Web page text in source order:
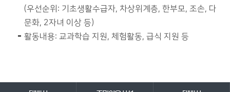
(우선순위: 기초생활수급자, 차상위계층, 한부모, 조손, 다
문화, 2자녀 이상 등)
활동내용: 교과학습 지원, 체험활동, 급식 지원 등